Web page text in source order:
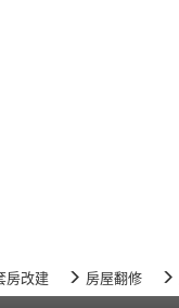
房改建 房屋翻修